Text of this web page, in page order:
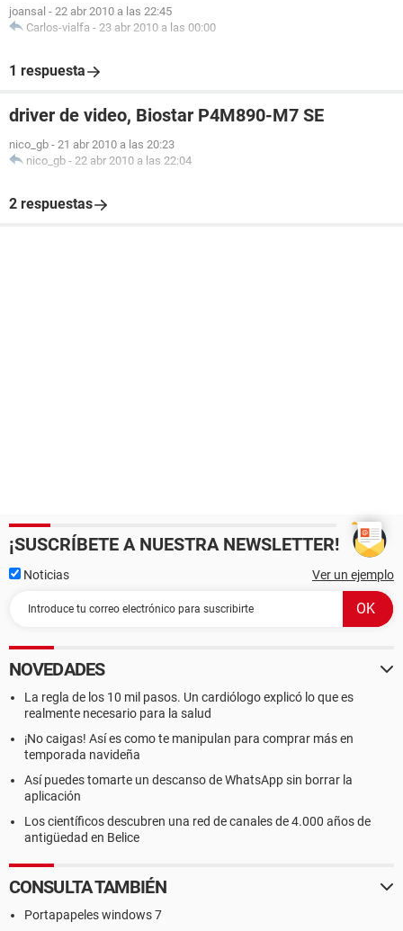
joansal - 22 abr 2010 a las 22:45
Carlos-vialfa - 23 abr 2010 a las 00:00
1 respuesta
driver de video, Biostar P4M890-M7 SE
nico_gb - 21 abr 2010 a las 20:23
nico_gb - 22 abr 2010 a las 22:04
2 respuestas
¡SUSCRÍBETE A NUESTRA NEWSLETTER!
Noticias Ver un ejemplo
NOVEDADES
La regla de los 10 mil pasos. Un cardiólogo explicó lo que es
realmente necesario para la salud
¡No caigas! Así es como te manipulan para comprar más en
temporada navideña
Así puedes tomarte un descanso de WhatsApp sin borrar la
aplicación
Los científicos descubren una red de canales de 4.000 años de
antigüedad en Belice
CONSULTA TAMBIÉN
Portapapeles windows 7